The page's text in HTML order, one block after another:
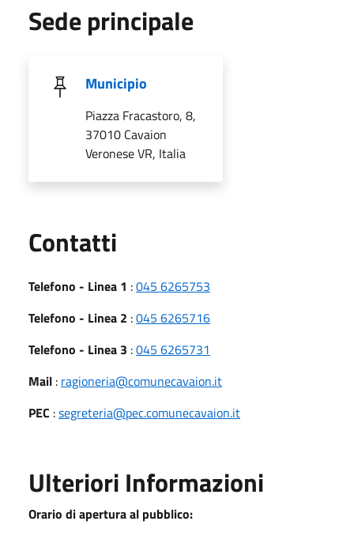
Sede principale
Municipio
Piazza Fracastoro, 8,
37010 Cavaion
Veronese VR, Italia
Contatti
Telefono - Linea 1 :045 6265753
Telefono - Linea 2 :045 6265716
Telefono - Linea 3 :045 6265731
Mail : ragioneria@comunecavaion.it
PEC :segreteria@pec.comunecavaion.it
Ulteriori Informazioni
Orario di apertura al pubblico: